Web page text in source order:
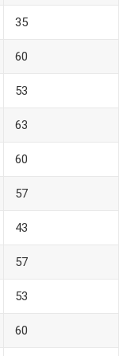
35
60
53
63
60
57
43
57
53
60